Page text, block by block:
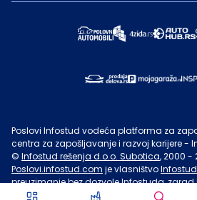
Poslovi Infostud vodeća platforma za
centra za zapošljavanje i razvoj karijere -
© Infostud rešenja d.o.o. Subotica, 2000 -
Poslovi.infostud.com je vlasništvo
preuzimanje bez dozvoleInfostuda, zarad
u druge svrhe, osim za lične potrebe